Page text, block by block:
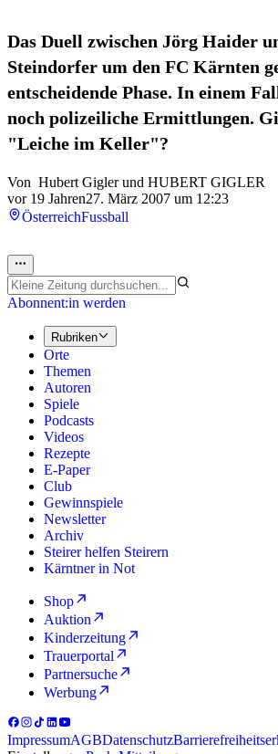
Das Duell zwischen Jörg Haider
Steindorfer um den FC Kärnten
entscheidende Phase. In einem
noch polizeiliche Ermittlungen.
"Leiche im Keller"?
Von Hubert Giglerund HUBERT GIGLER
vor 19 Jahren27. März 2007 um 12:23
ÖsterreichFussball
Abonnent:in werden
Rubriken
Orte
Themen
Autoren
Spiele
Podcasts
Videos
Rezepte
E-Paper
Club
Gewinnspiele
Newsletter
Archiv
Steirer helfen Steirern
Kärntner in Not
Shop
Auktion
Kinderzeitung
Trauerportal
Partnersuche
Werbung
ImpressumAGBDatenschutz